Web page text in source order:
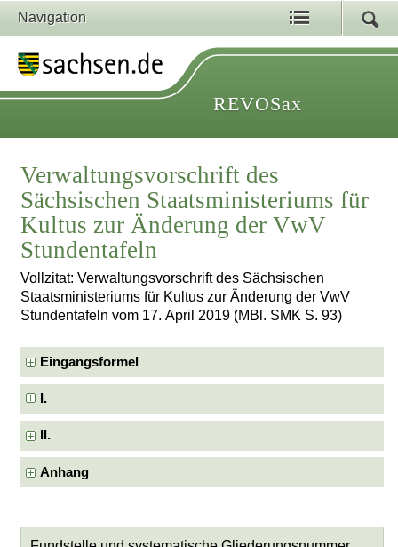
Navigation
REVOSax
Verwaltungsvorschrift des
Sächsischen Staatsministeriums für
Kultus zur Änderung der VwV
Stundentafeln
Vollzitat: Verwaltungsvorschrift des Sächsischen
Staatsministeriums für Kultus zur Änderung der VwV
Stundentafeln vom 17. April 2019 (MBl. SMK S. 93)
Eingangsformel
I.
II.
Anhang